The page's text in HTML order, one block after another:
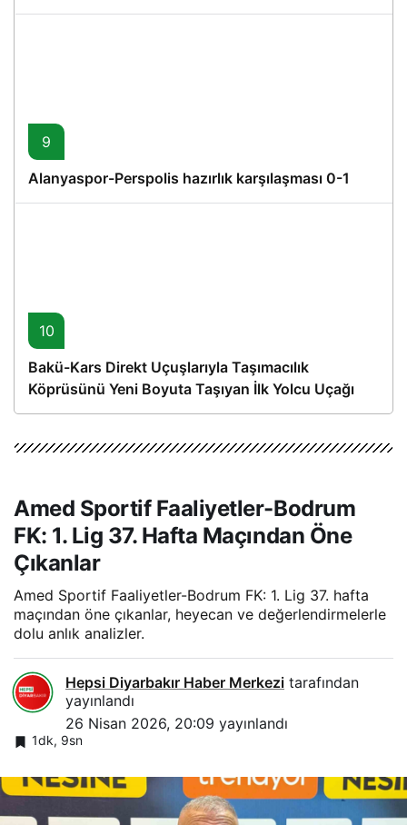
9
Alanyaspor-Perspolis hazırlık karşılaşması 0-1
10
Bakü-Kars Direkt Uçuşlarıyla Taşımacılık
Köprüsünü Yeni Boyuta Taşıyan İlk Yolcu Uçağı
Hareket Etti
Amed Sportif Faaliyetler-Bodrum
FK: 1. Lig 37. Hafta Maçından Öne
Çıkanlar
Amed Sportif Faaliyetler-Bodrum FK: 1. Lig 37. hafta
maçından öne çıkanlar, heyecan ve değerlendirmelerle
dolu anlık analizler.
Hepsi Diyarbakır Haber Merkezi tarafından
yayınlandı
26 Nisan 2026, 20:09 yayınlandı
1dk, 9sn